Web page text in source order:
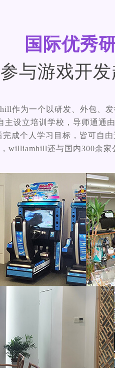
国际优秀
参与游戏开发
作为一个以研发、外包、发
设立培训学校，导师通通
成个人学习目标，皆可自
williamhill还与国内300余家